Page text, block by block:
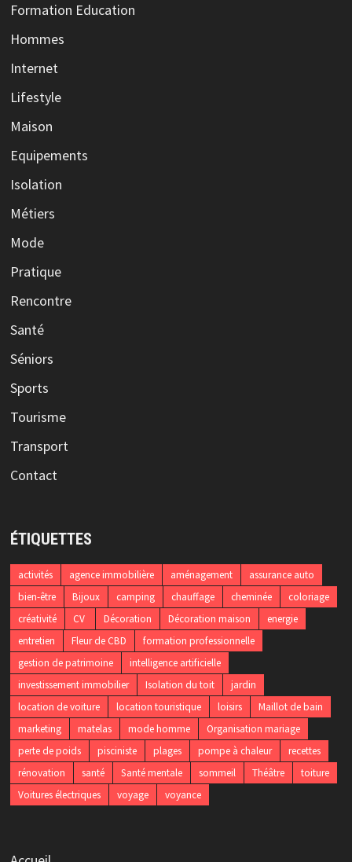
Formation Education
Hommes
Internet
Lifestyle
Maison
Equipements
Isolation
Métiers
Mode
Pratique
Rencontre
Santé
Séniors
Sports
Tourisme
Transport
Contact
ÉTIQUETTES
activités agence immobilière aménagement
assurance auto
bien-être
Bijoux camping chauffage cheminée
coloriage
créativité
CV Décoration Décoration maison
energie
entretien
Fleur de CBD
formation professionnelle
gestion de patrimoine
intelligence artificielle
investissement immobilier
Isolation du toit
jardin
location de voiture
location touristique loisirs
Maillot de bain
marketing
matelas mode homme
Organisation mariage
perte de poids
pisciniste plages pompe à chaleur
recettes
rénovation
santé Santé mentale sommeil Théâtre
toiture
Voitures électriques
voyage voyance